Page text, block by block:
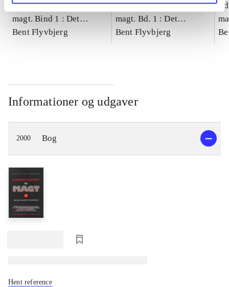
Bind 1 -Rationalitet og
magt. Bind 1 : Det
konkretes videnskab
Bent Flyvbjerg
Bd. 1 -Rationalitet og
magt. Bd. 1 : Det
konkretes videnskab
Bent Flyvbjerg
Informationer og udgaver
2000 Bog
Hent reference